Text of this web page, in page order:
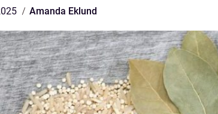
Amanda Eklund